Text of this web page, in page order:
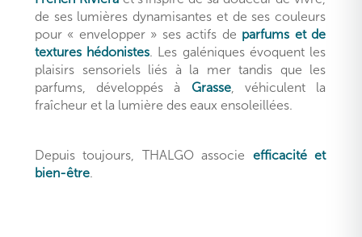
de ses lumières dynamisantes et de ses couleurs
pour « envelopper » ses actifs de parfums et de
textures hédonistes. Les galéniques évoquent les
plaisirs sensoriels liés à la mer tandis que les
parfums, développés à Grasse, véhiculent la
fraîcheur et la lumière des eaux ensoleillées.
Depuis toujours, THALGO associe efficacité et
bien-être.